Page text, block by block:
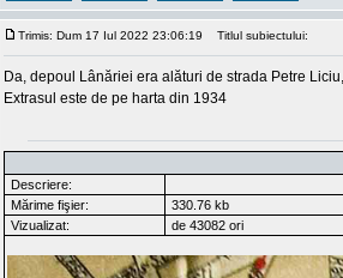
Trimis: Dum 17 Iul 2022 23:06:19 Titlul subiectului:
Da, depoul Lânăriei era alături de strada Petre
Extrasul este de pe harta din 1934
Descriere:
Mărime fişier:
330.76 kb
Vizualizat:
de 43082 ori